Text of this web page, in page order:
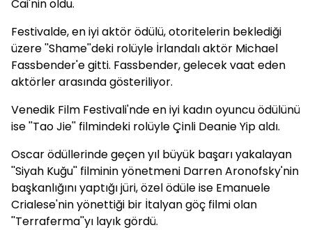
Cai'nin oldu.
Festivalde, en iyi aktör ödülü, otoritelerin beklediği
üzere ''Shame''deki rolüyle İrlandalı aktör Michael
Fassbender'e gitti. Fassbender, gelecek vaat eden
aktörler arasında gösteriliyor.
Venedik Film Festivali'nde en iyi kadın oyuncu ödülünü
ise ''Tao Jie'' filmindeki rolüyle Çinli Deanie Yip aldı.
Oscar ödüllerinde geçen yıl büyük başarı yakalayan
''Siyah Kuğu'' filminin yönetmeni Darren Aronofsky'nin
başkanlığını yaptığı jüri, özel ödüle ise Emanuele
Crialese'nin yönettiği bir İtalyan göç filmi olan
''Terraferma''yı layık gördü.